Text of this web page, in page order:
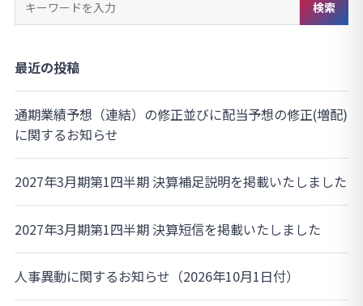
ー
ド
索
検索
最近の投稿
通期業績予想（連結）の修正並びに配当予想の修正(増配)
に関するお知らせ
2027年3月期第1四半期 決算補足説明を掲載いたしました
2027年3月期第1四半期 決算短信を掲載いたしました
人事異動に関するお知らせ（2026年10月1日付）